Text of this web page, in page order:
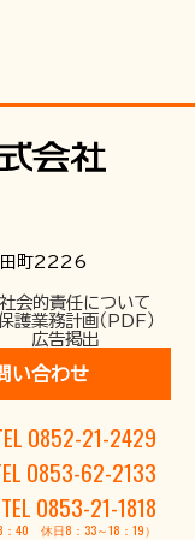
日9:00〜17:00）
田町2226
会的責任について
護業務計画（PDF）
広告掲出
い合わせ
0852-21-2429
0853-62-2133
TEL 0853-21-1818
：40 休日8：33～18：19）